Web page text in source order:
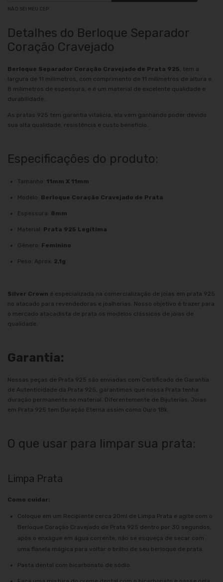
NÃO SEI MEU CEP
Detalhes do Berloque Separador
Coração Cravejado
Berloque Separador Coração Cravejado de Prata 925, tem a
largura de 11 milimetros, com comprimento de 11 milímetros de altura e
8 milimetros de espessura, e é um material de excelente qualidade e
durabilidade.
As pratas 925 tem garantia vitalícia, ela vem ganhando poder devido
sua alta qualidade, resistência e custo benefício.
Especificações do produto:
Tamanho: 11mm X 11mm
Modelo: Berloque Coração Cravejado de Prata
Espessura: 8mm
Material: Prata 925 Legítima
Gênero: Feminino
Peso: Aprox. 2,1g
Silver Crown é especializada na comercialização de joias em prata 925
no atacado para revendedoras e joalherias. Nosso objetivo é trazer para
o mercado atacadista de prata os modelos clássicos de jóias de
qualidade.
Garantia:
Nossas peças de Prata 925 são enviadas com Certificado de Garantia
de Autenticidade da Prata 925, garantimos que nossa Prata tenha
duração permanente no material. Diferentemente de Bijuterias, Joias
em Prata 925 tem Duração Eterna assim como Ouro 18k.
O que usar para limpar sua prata:
Limpa Prata
Como cuidar:
Coloque em um Recipiente cerca 20ml de Limpa Prata e agite com o
Berloque Coração Cravejado de Prata 925 dentro por 30 segundos,
após o enxágue em água corrente, não se esqueça de secar com
uma flanela mágica para voltar o brilho de seu berloque de prata.
Pasta dental com bicarbonato de sódio